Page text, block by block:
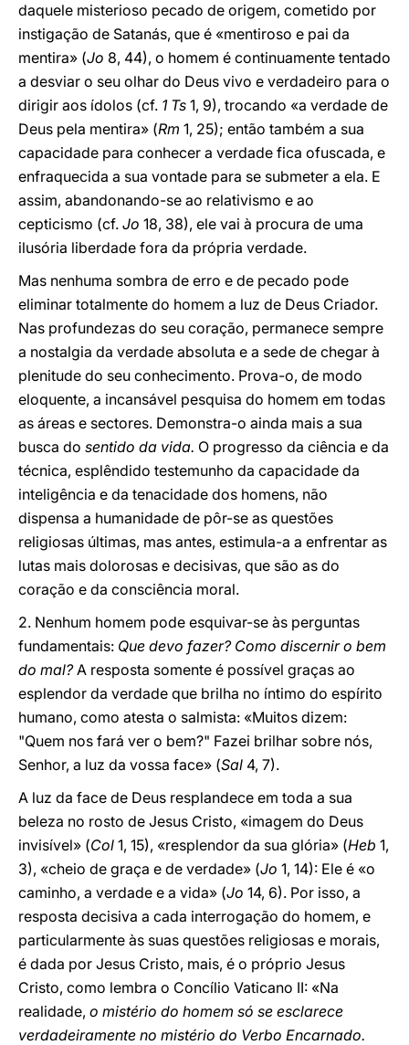
daquele misterioso pecado de origem, cometido por
instigação de Satanás, que é «mentiroso e pai da
mentira» (Jo 8, 44), o homem é continuamente tentado
a desviar o seu olhar do Deus vivo e verdadeiro para o
dirigir aos ídolos (cf. 1 Ts 1, 9), trocando «a verdade de
Deus pela mentira» (Rm 1, 25); então também a sua
capacidade para conhecer a verdade fica ofuscada, e
enfraquecida a sua vontade para se submeter a ela. E
assim, abandonando-se ao relativismo e ao
cepticismo (cf. Jo 18, 38), ele vai à procura de uma
ilusória liberdade fora da própria verdade.
Mas nenhuma sombra de erro e de pecado pode
eliminar totalmente do homem a luz de Deus Criador.
Nas profundezas do seu coração, permanece sempre
a nostalgia da verdade absoluta e a sede de chegar à
plenitude do seu conhecimento. Prova-o, de modo
eloquente, a incansável pesquisa do homem em todas
as áreas e sectores. Demonstra-o ainda mais a sua
busca do sentido da vida. O progresso da ciência e da
técnica, esplêndido testemunho da capacidade da
inteligência e da tenacidade dos homens, não
dispensa a humanidade de pôr-se as questões
religiosas últimas, mas antes, estimula-a a enfrentar as
lutas mais dolorosas e decisivas, que são as do
coração e da consciência moral.
2. Nenhum homem pode esquivar-se às perguntas
fundamentais: Que devo fazer? Como discernir o bem
do mal?A resposta somente é possível graças ao
esplendor da verdade que brilha no íntimo do espírito
humano, como atesta o salmista: «Muitos dizem:
"Quem nos fará ver o bem?" Fazei brilhar sobre nós,
Senhor, a luz da vossa face» (Sal 4, 7).
A luz da face de Deus resplandece em toda a sua
beleza no rosto de Jesus Cristo, «imagem do Deus
invisível» (Col 1, 15), «resplendor da sua glória» (Heb 1,
3), «cheio de graça e de verdade» (Jo 1, 14): Ele é «o
caminho, a verdade e a vida» (Jo 14, 6). Por isso, a
resposta decisiva a cada interrogação do homem, e
particularmente às suas questões religiosas e morais,
é dada por Jesus Cristo, mais, é o próprio Jesus
Cristo, como lembra o Concílio Vaticano II: «Na
realidade, o mistério do homem só se esclarece
verdadeiramente no mistério do Verbo Encarnado.